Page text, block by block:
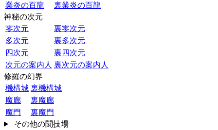
業炎の百龍
裏業炎の百龍
神秘の次元
零次元
裏零次元
多次元
裏多次元
四次元
裏四次元
次元の案内人 裏次元の案内人
修羅の幻界
機構城 裏機構城
魔廊
裏魔廊
魔門
裏魔門
その他の闘技場